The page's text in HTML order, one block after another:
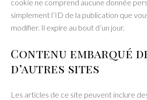
cookie ne comprend aucune donnée
simplement l’ID de la publication que
modifier. Il expire au bout d’un jour.
Contenu embarqué
d’autres sites
Les articles de ce site peuvent inclure